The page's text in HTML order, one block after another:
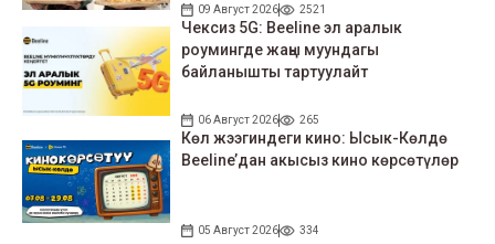
09 Август 2026 2521
Чексиз 5G: Beeline эл аралык
роумингде жаңы муундагы
байланышты тартуулайт
06 Август 2026 265
Көл жээгиндеги кино: Ысык-Көлдө
Beeline’дан акысыз кино көрсөтүлөр
05 Август 2026 334